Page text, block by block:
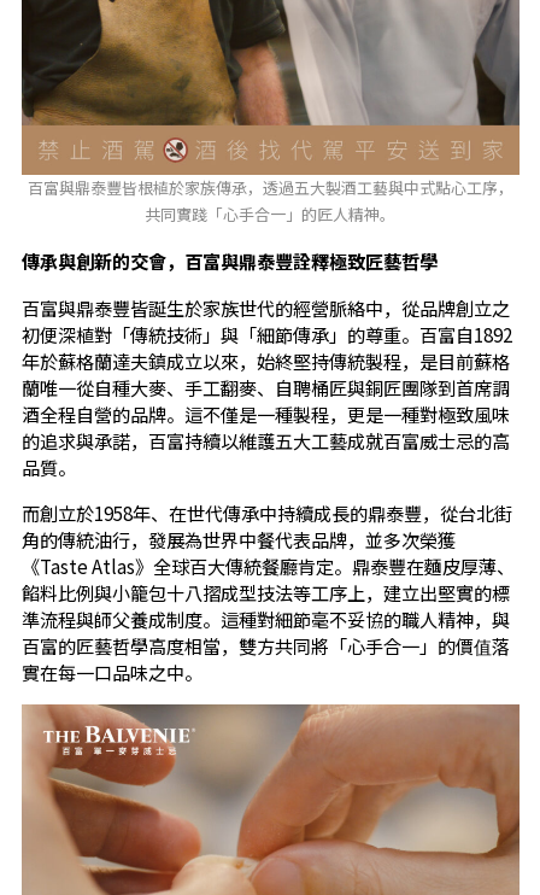
百富與鼎泰豐皆根植於家族傳承，透過五大製酒工藝與中式點心工序，
共同實踐「心手合一」的匠人精神。
傳承與創新的交會，百富與鼎泰豐詮釋極致匠藝哲學
百富與鼎泰豐皆誕生於家族世代的經營脈絡中，從品牌創立之
初便深植對「傳統技術」與「細節傳承」的尊重。百富自1892
年於蘇格蘭達夫鎮成立以來，始終堅持傳統製程，是目前蘇格
蘭唯一從自種大麥、手工翻麥、自聘桶匠與銅匠團隊到首席調
酒全程自營的品牌。這不僅是一種製程，更是一種對極致風味
的追求與承諾，百富持續以維護五大工藝成就百富威士忌的高
品質。
而創立於1958年、在世代傳承中持續成長的鼎泰豐，從台北街
角的傳統油行，發展為世界中餐代表品牌，並多次榮獲
《Taste Atlas》全球百大傳統餐廳肯定。鼎泰豐在麵皮厚薄、
餡料比例與小籠包十八摺成型技法等工序上，建立出堅實的標
準流程與師父養成制度。這種對細節毫不妥協的職人精神，與
百富的匠藝哲學高度相當，雙方共同將「心手合一」的價值落
實在每一口品味之中。